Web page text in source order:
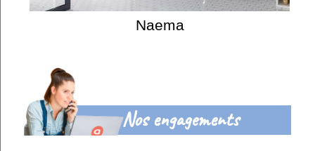
Naema
Nos engagements